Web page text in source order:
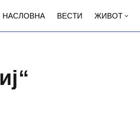
НАСЛОВНА ВЕСТИ ЖИВОТ